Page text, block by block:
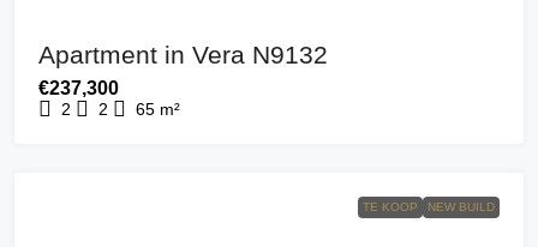
Apartment in Vera N9132
€237,300
2 2 65 m²
TE KOOP NEW BUILD